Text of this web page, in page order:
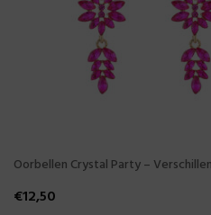
Oorbellen Crystal Party –
€12,50